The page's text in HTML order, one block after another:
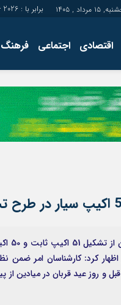
, ۱۴۰۵ برابر با : Thursday - 6 - August - 2026
اقتصادی اجتماعی
کرد: کارشناسان امر ضمن
قبل و روز عید قربان در